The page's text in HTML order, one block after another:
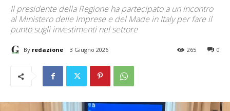
Il presidente della Regione ha partecipato a un incontro
al Ministero delle Imprese e del Made in Italy per fare il
punto sugli investimenti nel settore
By redazione 3 Giugno 2026 0
265